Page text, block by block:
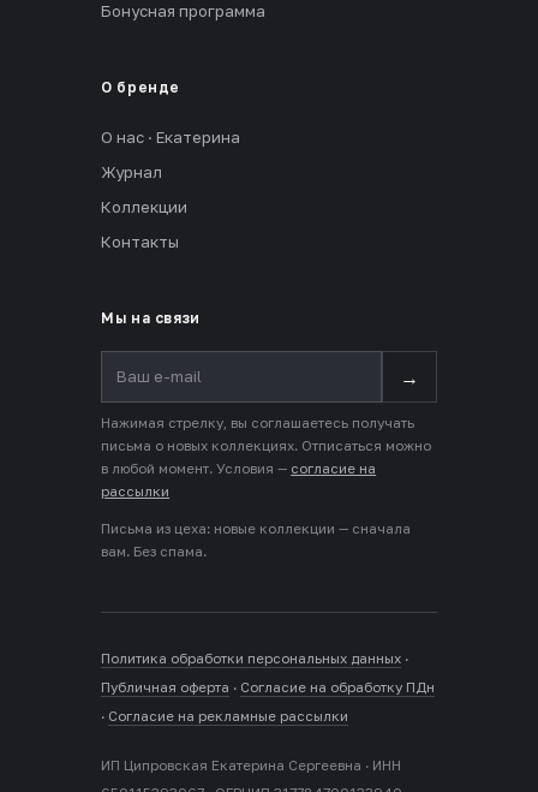
Бонусная программа
О бренде
О нас · Екатерина
Журнал
Коллекции
Контакты
Мы на связи
→
Нажимая стрелку, вы соглашаетесь получать
письма о новых коллекциях. Отписаться можно
в любой момент. Условия — согласие на
рассылки
Письма из цеха: новые коллекции — сначала
вам. Без спама.
Политика обработки персональных данных ·
Публичная оферта · Согласие на обработку ПДн
· Согласие на рекламные рассылки
ИП Ципровская Екатерина Сергеевна · ИНН